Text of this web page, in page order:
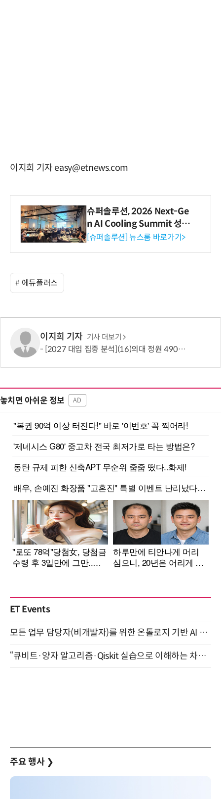
이지희 기자 easy@etnews.com
슈퍼솔루션, 2026 Next-Ge
n AI Cooling Summit 성황
리 성료
[슈퍼솔루션] 뉴스룸 바로가기>
에듀플러스
이지희 기자 기사 더보기
[2027 대입 집중 분석](16)의대 정원 490명 늘었지만…서울·수도권은 전형 변화에 주목
놓치면 아쉬운 정보 AD
ET Events
모든 업무 담당자(비개발자)를 위한 온톨로지 기반 AI 지식체계 설계 1-day 워크숍 8월 20일 개최
“큐비트·양자 알고리즘·Qiskit 실습으로 이해하는 차세대 컴퓨팅” (8/28)
주요 행사 ❯